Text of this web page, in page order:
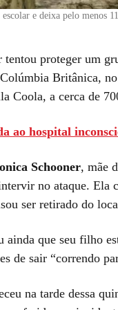
e deixa pelo menos
tentou proteger um
Britânica,
Coola, a cerca de
ao hospital
Schooner, mãe
no ataque. Ela
ser retirado do
ainda que seu filho
de sair “correndo
na tarde dessa